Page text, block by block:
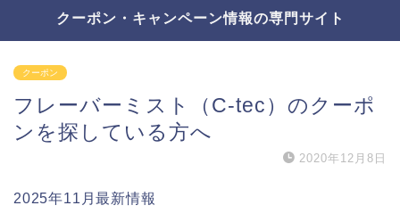
クーポン・キャンペーン情報の専門サイト
クーポン
フレーバーミスト（C-tec）のクーポ
ンを探している方へ
2020年12月8日
2025年11月最新情報